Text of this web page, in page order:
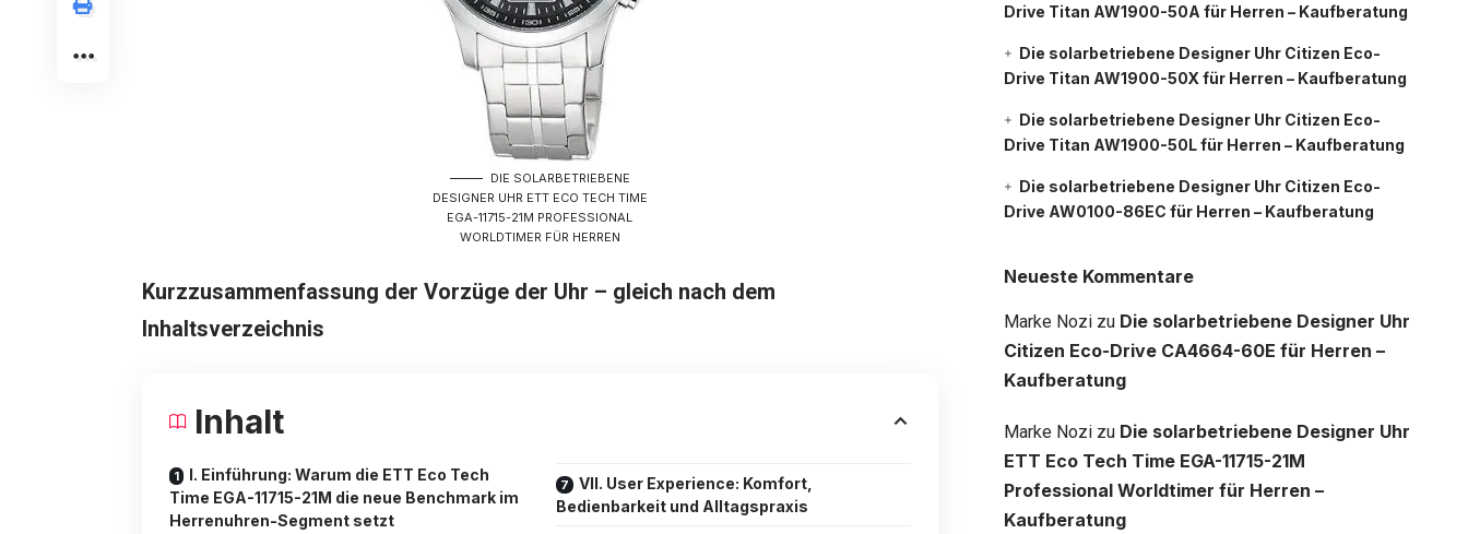
DIE SOLARBETRIEBENE
DESIGNER UHR ETT ECO TECH TIME
EGA-11715-21M PROFESSIONAL
WORLDTIMER FÜR HERREN
Kurzzusammenfassung der Vorzüge der Uhr – gleich nach dem
Inhaltsverzeichnis
Inhalt
I. Einführung: Warum die ETT Eco Tech
Time EGA-11715-21M die neue Benchmark im
Herrenuhren-Segment setzt
VII. User Experience: Komfort,
Bedienbarkeit und Alltagspraxis
Drive Titan AW1900-50A für Herren – Kaufberatung
Die solarbetriebene Designer Uhr Citizen Eco-
Drive Titan AW1900-50X für Herren – Kaufberatung
Die solarbetriebene Designer Uhr Citizen Eco-
Drive Titan AW1900-50L für Herren – Kaufberatung
Die solarbetriebene Designer Uhr Citizen Eco-
Drive AW0100-86EC für Herren – Kaufberatung
Neueste Kommentare
Marke Nozizu Die solarbetriebene Designer Uhr
Citizen Eco-Drive CA4664-60E für Herren –
Kaufberatung
Marke Nozizu Die solarbetriebene Designer Uhr
ETT Eco Tech Time EGA-11715-21M
Professional Worldtimer für Herren –
Kaufberatung